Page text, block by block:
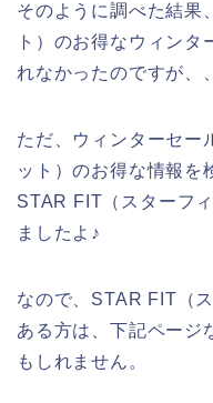
そのように調べた結果
ト）のお得なウィンタ
れなかったのですが、
ただ、ウィンターセー
ット）のお得な情報を
STAR FIT（スターフ
ましたよ♪
なので、STAR FIT（
ある方は、下記ページ
もしれません。